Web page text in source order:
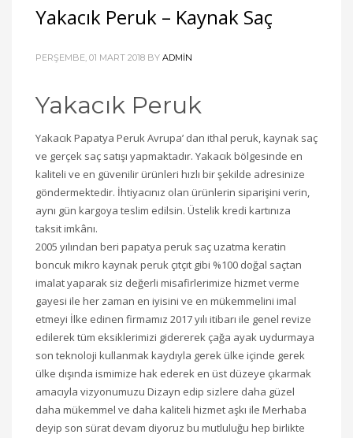
Yakacık Peruk – Kaynak Saç
PERŞEMBE, 01 MART 2018 BY ADMIN
Yakacık Peruk
Yakacık Papatya Peruk Avrupa’ dan ithal peruk, kaynak saç
ve gerçek saç satışı yapmaktadır. Yakacık bölgesinde en
kaliteli ve en güvenilir ürünleri hızlı bir şekilde adresinize
göndermektedir. İhtiyacınız olan ürünlerin siparişini verin,
aynı gün kargoya teslim edilsin. Üstelik kredi kartınıza
taksit imkânı.
2005 yılından beri papatya peruk saç uzatma keratin
boncuk mikro kaynak peruk çıtçıt gibi %100 doğal saçtan
imalat yaparak siz değerli misafirlerimize hizmet verme
gayesi ile her zaman en iyisini ve en mükemmelini imal
etmeyi İlke edinen firmamız 2017 yılı itibarı ile genel revize
edilerek tüm eksiklerimizi gidererek çağa ayak uydurmaya
son teknoloji kullanmak kaydıyla gerek ülke içinde gerek
ülke dışında ismimize hak ederek en üst düzeye çıkarmak
amacıyla vizyonumuzu Dizayn edip sizlere daha güzel
daha mükemmel ve daha kaliteli hizmet aşkı ile Merhaba
deyip son sürat devam diyoruz bu mutluluğu hep birlikte